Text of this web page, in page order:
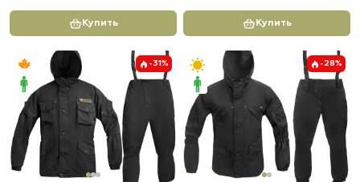
Купить Купить
-31% -28%